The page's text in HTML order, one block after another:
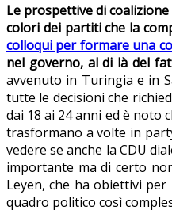
Le prospettive di
colori dei partiti che la
colloqui per formare una
nel governo, al di là del
avvenuto in Turingia e in
tutte le decisioni che
dai 18 ai 24 anni ed è noto
trasformano a volte in
vedere se anche la CDU
importante ma di certo
Leyen, che ha obiettivi per
quadro politico così